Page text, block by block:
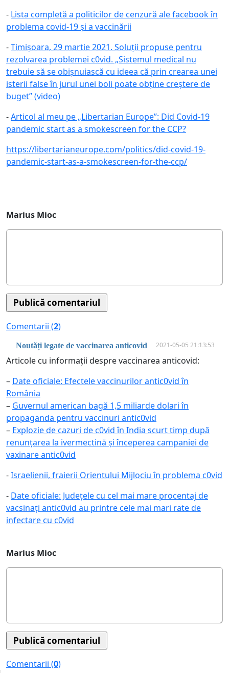
- Lista completă a politicilor de cenzură ale facebook în
problema covid-19 și a vaccinării
-Timișoara, 29 martie 2021. Soluții propuse pentru
rezolvarea problemei c0vid. „Sistemul medical nu
trebuie să se obișnuiască cu ideea că prin crearea unei
isterii false în jurul unei boli poate obține creștere de
buget” (video)
-Articol al meu pe „Libertarian Europe”: Did Covid-19
pandemic start as a smokescreen for the CCP?
https://libertarianeurope.com/politics/did-covid-19-
pandemic-start-as-a-smokescreen-for-the-ccp/
Marius Mioc
Comentarii (2)
Noutăți legate de vaccinarea anticovid 2021-05-05 21:13:53
Articole cu informații despre vaccinarea anticovid:
– Date oficiale: Efectele vaccinurilor antic0vid în
România
– Guvernul american bagă 1,5 miliarde dolari în
propaganda pentru vaccinuri antic0vid
– Explozie de cazuri de c0vid în India scurt timp după
renunțarea la ivermectină și începerea campaniei de
vaxinare antic0vid
-Israelienii, fraierii Orientului Mijlociu în problema c0vid
- Date oficiale: Județele cu cel mai mare procentaj de
vacsinați antic0vid au printre cele mai mari rate de
infectare cu c0vid
Marius Mioc
Comentarii (0)